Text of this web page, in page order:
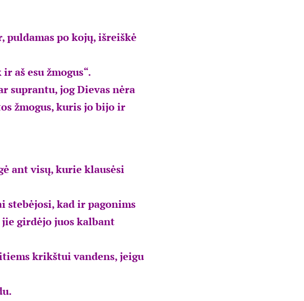
po kojų, išreiškė
aš esu žmogus“.
suprantu, jog Dievas nėra
žmogus, kuris jo bijo ir
ant visų, kurie klausėsi
kad ir pagonims
jie girdėjo juos kalbant
krikštui vandens, jeigu